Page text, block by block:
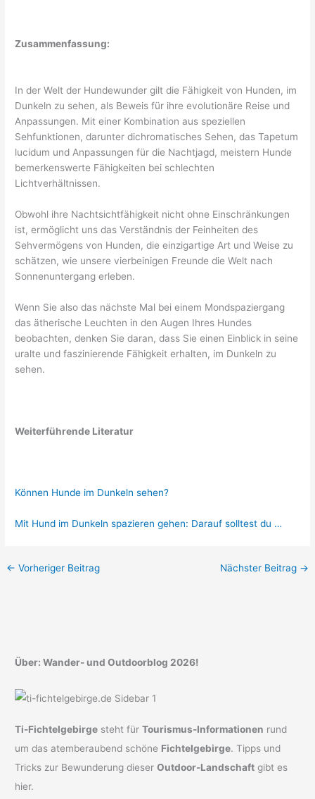
Zusammenfassung:
In der Welt der Hundewunder gilt die Fähigkeit von Hunden, im
Dunkeln zu sehen, als Beweis für ihre evolutionäre Reise und
Anpassungen. Mit einer Kombination aus speziellen
Sehfunktionen, darunter dichromatisches Sehen, das Tapetum
lucidum und Anpassungen für die Nachtjagd, meistern Hunde
bemerkenswerte Fähigkeiten bei schlechten
Lichtverhältnissen.
Obwohl ihre Nachtsichtfähigkeit nicht ohne Einschränkungen
ist, ermöglicht uns das Verständnis der Feinheiten des
Sehvermögens von Hunden, die einzigartige Art und Weise zu
schätzen, wie unsere vierbeinigen Freunde die Welt nach
Sonnenuntergang erleben.
Wenn Sie also das nächste Mal bei einem Mondspaziergang
das ätherische Leuchten in den Augen Ihres Hundes
beobachten, denken Sie daran, dass Sie einen Einblick in seine
uralte und faszinierende Fähigkeit erhalten, im Dunkeln zu
sehen.
Weiterführende Literatur
Können Hunde im Dunkeln sehen?
Mit Hund im Dunkeln spazieren gehen: Darauf solltest du …
← Vorheriger Beitrag Nächster Beitrag →
Über: Wander- und Outdoorblog 2026!
Ti-Fichtelgebirge steht fürTourismus-Informationen rund
um das atemberaubend schöne Fichtelgebirge. Tipps und
Tricks zur Bewunderung dieserOutdoor-Landschaft gibt es
hier.